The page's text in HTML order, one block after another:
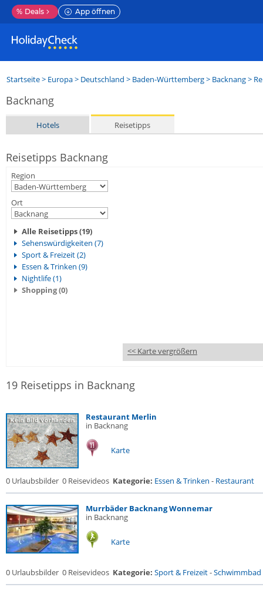
% Deals App öffnen
Startseite> Europa> Deutschland > Baden-Württemberg> Backnang>
Backnang
Hotels Reisetipps
Reisetipps Backnang
Region
Ort
Alle Reisetipps (19)
Sehenswürdigkeiten (7)
Sport & Freizeit (2)
Essen & Trinken (9)
Nightlife (1)
Shopping (0)
<< Karte vergrößern
19 Reisetipps in Backnang
Restaurant Merlin
in Backnang
Karte
0 Urlaubsbilder 0 Reisevideos Kategorie: Essen & Trinken - Restaurant
Murrbäder Backnang Wonnemar
in Backnang
Karte
0 Urlaubsbilder 0 Reisevideos Kategorie: Sport & Freizeit-Schwimmbad